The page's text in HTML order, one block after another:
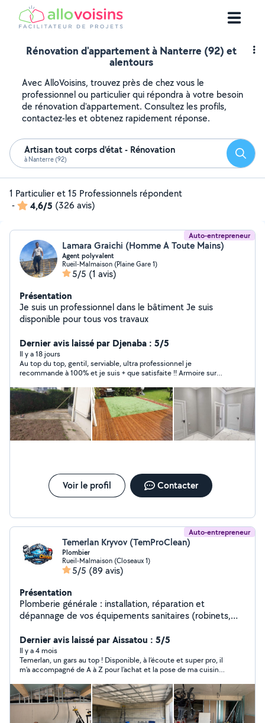
Rénovation d'appartement à Nanterre (92) et
alentours
Avec AlloVoisins, trouvez près de chez vous le
professionnel ou particulier qui répondra à votre besoin
de rénovation d'appartement. Consultez les profils,
contactez-les et obtenez rapidement réponse.
Artisan tout corps d'état - Rénovation
à Nanterre (92)
1 Particulier et 15 Professionnels répondent
-
4,6/5 (326 avis)
Auto-entrepreneur
Lamara Graichi (Homme A Toute Mains)
Agent polyvalent
Rueil-Malmaison (Plaine Gare 1)
5/5 (1 avis)
Présentation
Je suis un professionnel dans le bâtiment Je suis
disponible pour tous vos travaux
Dernier avis laissé par Djenaba : 5/5
Il y a 18 jours
Au top du top, gentil, serviable, ultra professionnel je
recommande à 100% et je suis + que satisfaite !! Armoire sur
serez pas déçu ! Merci encore
Voir le profil Contacter
Auto-entrepreneur
Temerlan Kryvov (TemProClean)
Plombier
Rueil-Malmaison (Closeaux 1)
5/5 (89 avis)
Présentation
Plomberie générale : installation, réparation et
dépannage de vos équipements sanitaires (robinets,
siphon etc). Intervention rapide, travail soigné et
solutions durables pour particuliers et professionnels.
Zone d'intervention GRATUITE : Rueil-Malmaison Plus de
100 clients satisfaits depuis septembre 2023
Dernier avis laissé par Aissatou : 5/5
Il y a 4 mois
Temerlan, un gars au top ! Disponible, à l’écoute et super pro, il
m’a accompagné de A à Z pour l’achat et la pose de ma cuisine.